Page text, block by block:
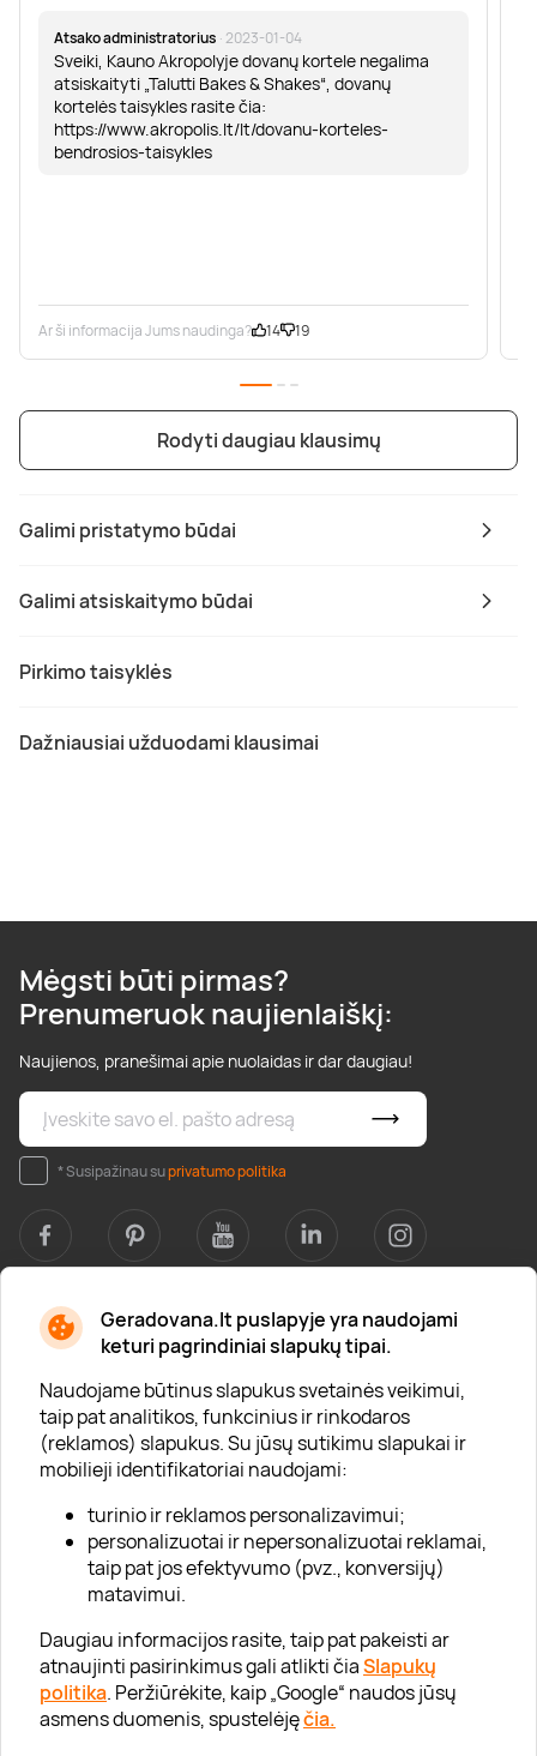
Geradovana.lt puslapyje yra naudojami
keturi pagrindiniai slapukų tipai.
Naudojame būtinus slapukus svetainės veikimui,
taip pat analitikos, funkcinius ir rinkodaros
(reklamos) slapukus. Su jūsų sutikimu slapukai ir
mobilieji identifikatoriai naudojami:
turinio ir reklamos personalizavimui;
personalizuotai ir nepersonalizuotai reklamai,
taip pat jos efektyvumo (pvz., konversijų)
matavimui.
Daugiau informacijos rasite, taip pat pakeisti ar
atnaujinti pasirinkimus gali atlikti čiaSlapukų
politika. Peržiūrėkite, kaip „Google“ naudos jūsų
asmens duomenis, spustelėjęčia.
Galimi pristatymo būdai
Galimi atsiskaitymo būdai
Pirkimo taisyklės
Dažniausiai užduodami klausimai
Atsako administratorius · 2023-01-04
Sveiki, Kauno Akropolyje dovanų kortele negalima
atsiskaityti „Talutti Bakes & Shakes“, dovanų
kortelės taisykles rasite čia:
https://www.akropolis.lt/lt/dovanu-korteles-
bendrosios-taisykles
Ar ši informacija Jums naudinga? 14 19
Rodyti daugiau klausimų
Mėgsti būti pirmas?
Prenumeruok naujienlaiškį:
Naujienos, pranešimai apie nuolaidas ir dar daugiau!
* Susipažinau suprivatumo politika
Apie mus
Apie „Gera Dovana“
Lojalumo klubas
Karjera
Visi partneriai
Kontaktai
Tinklaraštis
Informacija